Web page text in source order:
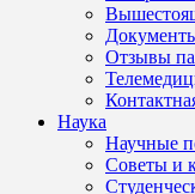
Отзывы
Наука
Научные
Советы и